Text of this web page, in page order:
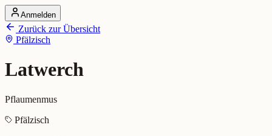
Startseite
Alle Dialekte
Dialekte vergleichen
Dialekt-Karte
Ranking
Latwerch (Pfälzisch)
Anmelden
Zurück zur Übersicht
Pfälzisch
Latwerch
Pflaumenmus
Pfälzisch